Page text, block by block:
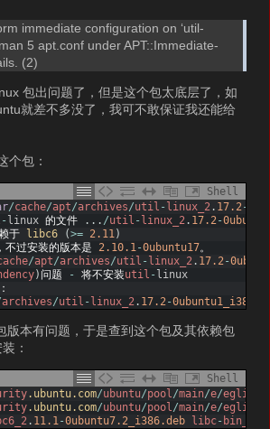
immediate configuration on ‘util-
5 apt.conf under APT::Immediate-
(2)
包出问题了，但是这个包太底层了，如
就差不多没了，我可不敢保证我还能给
个包：
Shell
/cache/apt/archives/util - linux_2. 17.2-
- linux 的文件 . . . /util - linux_2. 17.2-
于 libc6 (>= 2.11)
，不过安装的版本是 2.10.1-0ubuntu17。
/apt/archives/util - linux_2. 17.2-
) 问题 - 将不安装util - linux
archives/util - linux_2. 17.2-
版本有问题，于是查到这个包及其依赖包
：
Shell
.ubuntu.com/ubuntu/pool/main/e/eglibc
.ubuntu.com/ubuntu/pool/main/e/eglibc
. 11.1-0ubuntu7.2_i386.deb libc- bin_2